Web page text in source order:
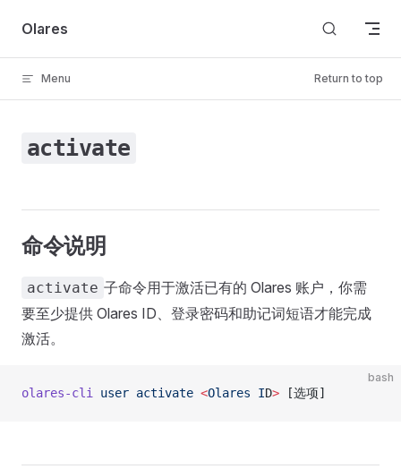
Skip to content
Olares
Menu Return to top
activate
命令说明
activate 子命令用于激活已有的 Olares 账户，你需
要至少提供 Olares ID、登录密码和助记词短语才能完成
激活。
bash
olares-cli user activate <Olares ID> [选项]